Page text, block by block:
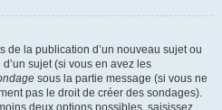
de la publication d’un nouveau sujet ou
sujet (si vous en avez les
sous la partie message (si vous ne
pas le droit de créer des sondages).
deux options possibles, saisissez